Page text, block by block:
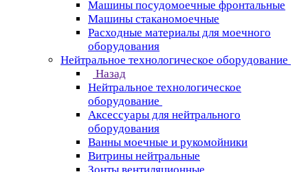
Машины посудомоечные фронтальные
Машины стаканомоечные
Расходные материалы для моечного
оборудования
Нейтральное технологическое оборудование
Назад
Нейтральное технологическое
оборудование
Аксессуары для нейтрального
оборудования
Ванны моечные и рукомойники
Витрины нейтральные